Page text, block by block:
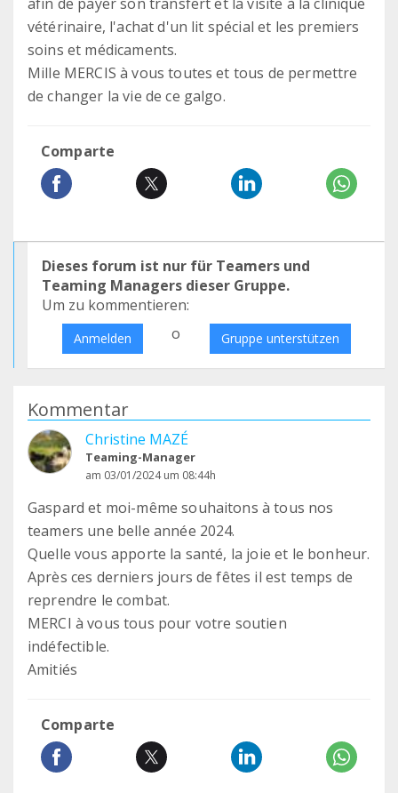
vétérinaire, l'achat d'un lit spécial et les premiers
soins et médicaments.
Mille MERCIS à vous toutes et tous de permettre
de changer la vie de ce galgo.
Comparte
Dieses forum ist nur für Teamers und
Teaming Managers dieser Gruppe.
Um zu kommentieren:
Anmelden o Gruppe unterstützen
Kommentar
Christine MAZÉ
Teaming-Manager
am 03/01/2024 um 08:44h
Gaspard et moi-même souhaitons à tous nos
teamers une belle année 2024.
Quelle vous apporte la santé, la joie et le bonheur.
Après ces derniers jours de fêtes il est temps de
reprendre le combat.
MERCI à vous tous pour votre soutien
indéfectible.
Amitiés
Comparte